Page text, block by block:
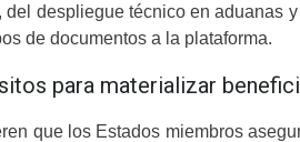
del despliegue técnico en aduanas
de documentos a la plataforma.
para materializar
que los Estados miembros